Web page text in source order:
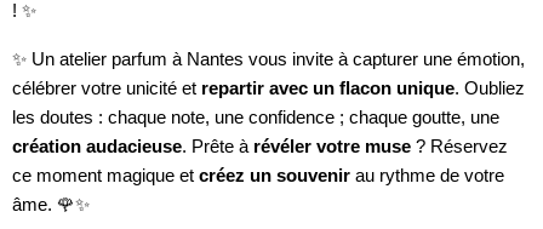
! ✨
✨ Un atelier parfum à Nantes vous invite à capturer une émotion,
célébrer votre unicité et repartir avec un flacon unique. Oubliez
les doutes : chaque note, une confidence ; chaque goutte, une
création audacieuse. Prête à révéler votre muse ? Réservez
ce moment magique et créez un souvenir au rythme de votre
âme. 🌹✨